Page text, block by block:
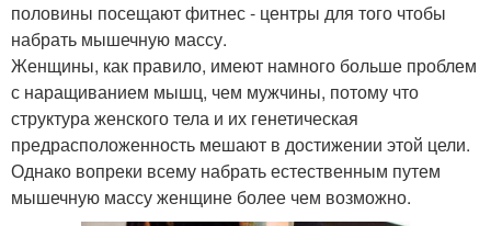
половины посещают фитнес - центры для того чтобы
набрать мышечную массу.
Женщины, как правило, имеют намного больше проблем
с наращиванием мышц, чем мужчины, потому что
структура женского тела и их генетическая
предрасположенность мешают в достижении этой цели.
Однако вопреки всему набрать естественным путем
мышечную массу женщине более чем возможно.